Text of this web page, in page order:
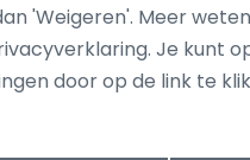
34,99
'Weigeren'. Meer
Je kunt
door op de link te